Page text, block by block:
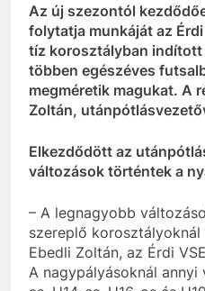
Az új szezontól
folytatja munkáját az
tíz korosztályban
többen egészéves
megméretik magukat. A
Zoltán,
Elkezdődött az
változások történtek a
– A legnagyobb
szereplő
Ebedli Zoltán, az Érdi
A nagypályásoknál